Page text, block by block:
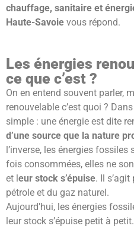
chauffage, sanitaire et
Haute-Savoie vous répond.
Les énergies
ce que c’est ?
On en entend souvent parler,
renouvelable c’est quoi ?
simple : une énergie est dite
d’une source que la nature
l’inverse, les énergies
fois consommées, elles ne
et leur stock s’épuise. Il
pétrole et du gaz naturel.
Aujourd’hui, les énergies
leur stock s’épuise petit à